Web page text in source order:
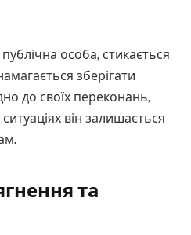
особа, стикається
зберігати
до своїх переконань,
він залишається
та